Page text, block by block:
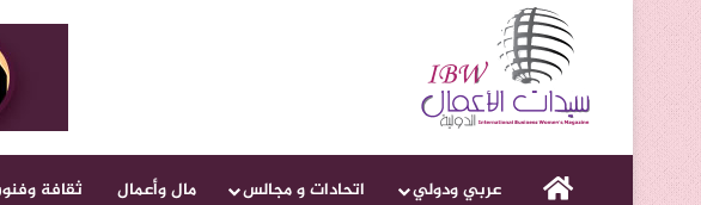
الرئيسيةعربي ودولي اتحادات و مجالس مال وأعمال ثقافة